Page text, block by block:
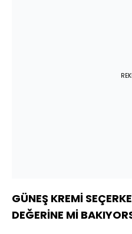
GÜNEŞ KREMİ
DEĞERİNE Mİ